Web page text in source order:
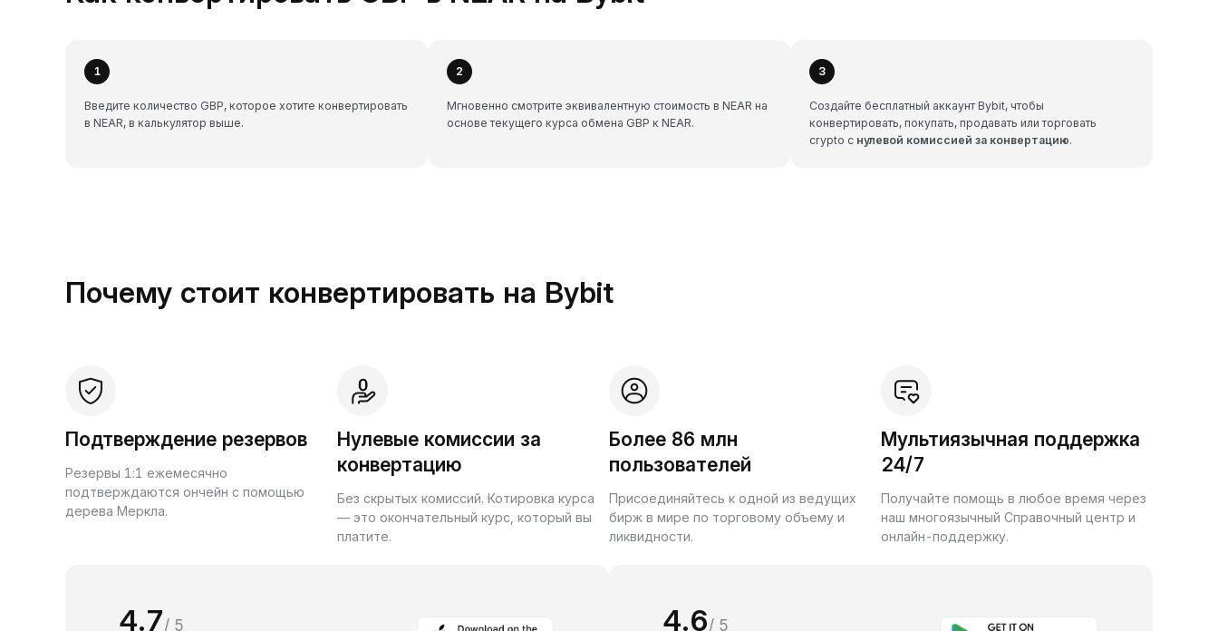
1
Введите количество GBP, которое хотите конвертировать
в NEAR, в калькулятор выше.
2
Мгновенно смотрите эквивалентную стоимость в NEAR на
основе текущего курса обмена GBP к NEAR.
3
Создайте бесплатный аккаунт Bybit, чтобы
конвертировать, покупать, продавать или торговать
crypto с нулевой комиссией за конвертацию.
Почему стоит конвертировать на Bybit
Подтверждение резервов
Резервы 1:1 ежемесячно
подтверждаются ончейн с помощью
дерева Меркла.
Нулевые комиссии за
конвертацию
Без скрытых комиссий. Котировка курса
— это окончательный курс, который вы
платите.
Более 86 млн
пользователей
Присоединяйтесь к одной из ведущих
бирж в мире по торговому объему и
ликвидности.
Мультиязычная поддержка
24/7
Получайте помощь в любое время через
наш многоязычный Справочный центр и
онлайн-поддержку.
4.7/ 5 4.6/ 5